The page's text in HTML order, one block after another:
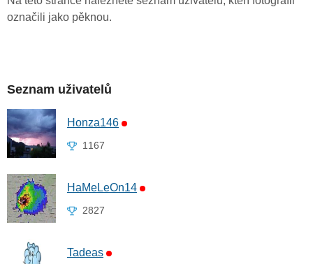
označili jako pěknou.
Seznam uživatelů
Honza146
1167
HaMeLeOn14
2827
Tadeas